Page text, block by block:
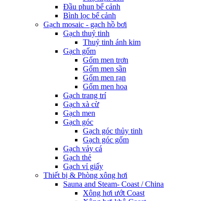
Đầu phun bể cảnh
Bình lọc bể cảnh
Gạch mosaic - gạch hồ bơi
Gạch thuỷ tinh
Thuỷ tinh ánh kim
Gạch gốm
Gốm men trơn
Gốm men sần
Gốm men rạn
Gốm men hoa
Gạch trang trí
Gạch xà cừ
Gạch men
Gạch góc
Gạch góc thủy tinh
Gạch góc gốm
Gạch vảy cá
Gạch thẻ
Gạch vỉ giấy
Thiết bị & Phòng xông hơi
Sauna and Steam- Coast / China
Xông hơi ướt Coast